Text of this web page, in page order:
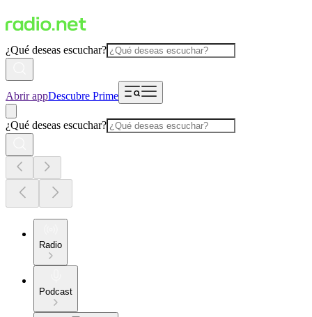
¿Qué deseas escuchar?
Abrir appDescubre Prime
¿Qué deseas escuchar?
Radio
Podcast